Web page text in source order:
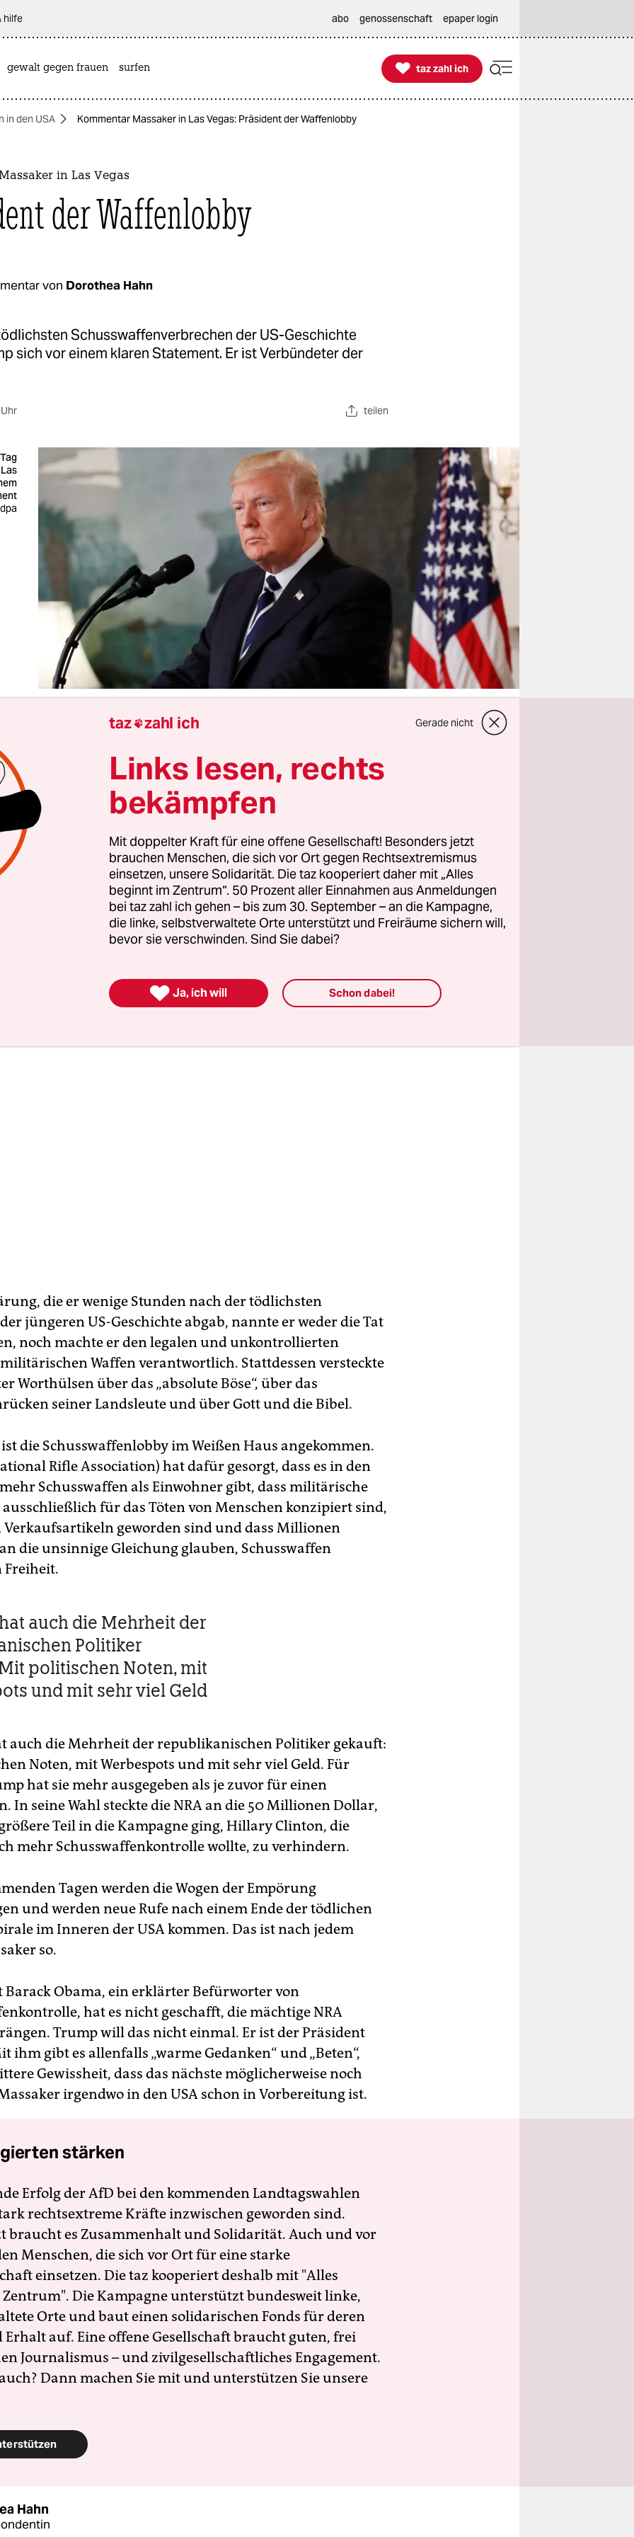
hilfe abo genossenschaft epaper login
gewalt gegen frauen surfen 
taz zahl ich
taz zahl ich
in den USA Kommentar Massaker in Las Vegas: Präsident der Waffenlobby
in Las Vegas
der Waffenlobby
von Dorothea Hahn
Schusswaffenverbrechen der US-Geschichte
sich vor einem klaren Statement. Er ist Verbündeter der
teilen
sich jemand mit Maschinengewehren im 32. Stock eines
einrichtet, um auf Menschen zu schießen, die auf der
zu einem Konzert zusammenkommen und wenn er
59 von ihnen tötet und mehr als 500 verletzt, dann ist das
Auch wenn der Täter so weiß, so US-amerikanisch und so
ist,
wie der Massenmörder von Las Vegas.
Donald Trump ist einer, der weltweit – von
über Paris bis zu den Philippinen – Terroristen
Der sie überstürzt per Tweet verurteilt und der
bis zu Bomben reichen. Aber er ist nicht bereit, dies
seines eigenen Landes zu tun.
die er wenige Stunden nach der tödlichsten
jüngeren US-Geschichte abgab, nannte er weder die Tat
noch machte er den legalen und unkontrollierten
Waffen verantwortlich. Stattdessen versteckte
Worthülsen über das „absolute Böse“, über das
seiner Landsleute und über Gott und die Bibel.
die Schusswaffenlobby im Weißen Haus angekommen.
Rifle Association) hat dafür gesorgt, dass es in den
Schusswaffen als Einwohner gibt, dass militärische
ausschließlich für das Töten von Menschen konzipiert sind,
Verkaufsartikeln geworden sind und dass Millionen
die unsinnige Gleichung glauben, Schusswaffen
Freiheit.
auch die Mehrheit der
Politiker
politischen Noten, mit
und mit sehr viel Geld
auch die Mehrheit der republikanischen Politiker gekauft:
Noten, mit Werbespots und mit sehr viel Geld. Für
hat sie mehr ausgegeben als je zuvor für einen
In seine Wahl steckte die NRA an die 50 Millionen Dollar,
Teil in die Kampagne ging, Hillary Clinton, die
mehr Schusswaffenkontrolle wollte, zu verhindern.
Tagen werden die Wogen der Empörung
und werden neue Rufe nach einem Ende der tödlichen
im Inneren der USA kommen. Das ist nach jedem
so.
Barack Obama, ein erklärter Befürworter von
hat es nicht geschafft, die mächtige NRA
Trump will das nicht einmal. Er ist der Präsident
ihm gibt es allenfalls „warme Gedanken“ und „Beten“,
Gewissheit, dass das nächste möglicherweise noch
irgendwo in den USA schon in Vorbereitung ist.
stärken
Erfolg der AfD bei den kommenden Landtagswahlen
rechtsextreme Kräfte inzwischen geworden sind.
braucht es Zusammenhalt und Solidarität. Auch und vor
Menschen, die sich vor Ort für eine starke
einsetzen. Die taz kooperiert deshalb mit "Alles
Die Kampagne unterstützt bundesweit linke,
Orte und baut einen solidarischen Fonds für deren
Erhalt auf. Eine offene Gesellschaft braucht guten, frei
Journalismus – und zivilgesellschaftliches Engagement.
Dann machen Sie mit und unterstützen Sie unsere
Hahn
taz zahl ich Gerade nicht
Links lesen, rechts
bekämpfen
Mit doppelter Kraft für eine offene Gesellschaft! Besonders jetzt
brauchen Menschen, die sich vor Ort gegen Rechtsextremismus
einsetzen, unsere Solidarität. Die taz kooperiert daher mit „Alles
beginnt im Zentrum“. 50 Prozent aller Einnahmen aus Anmeldungen
bei taz zahl ich gehen – bis zum 30. September – an die Kampagne,
die linke, selbstverwaltete Orte unterstützt und Freiräume sichern will,
bevor sie verschwinden. Sind Sie dabei?
 Ja, ich will Schon dabei!